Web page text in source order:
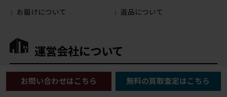
お届けについて
返品について
運営会社について
会社概要
ご利用規約
お問い合わせはこちら 無料の買取査定はこちら